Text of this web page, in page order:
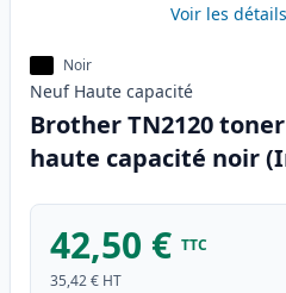
Voir les
Noir
Neuf Haute capacité
Brother TN2120
haute capacité noir
42,50 € TTC
35,42 € HT